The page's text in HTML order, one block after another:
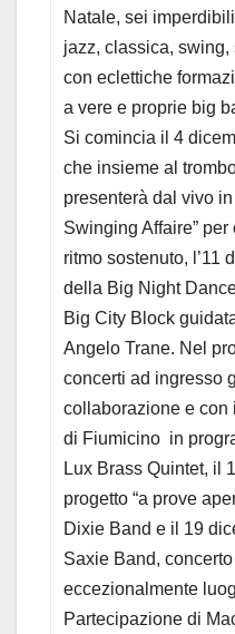
Natale, sei
jazz, classica,
con eclettiche
a vere e proprie big
Si comincia il 4
che insieme al
presenterà dal vivo
Swinging Affaire”
ritmo sostenuto, l’11
della Big Night
Big City Block
Angelo Trane. Nel
concerti ad ingresso
collaborazione e con
di Fiumicino in
Lux Brass Quintet, il
progetto “a prove
Dixie Band e il 19
Saxie Band,
eccezionalmente
Partecipazione di